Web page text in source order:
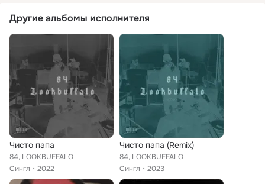
Другие альбомы исполнителя
Чисто папа
84, LOOKBUFFALO
Сингл
2022
Чисто папа (Remix)
84, LOOKBUFFALO
Сингл
2023